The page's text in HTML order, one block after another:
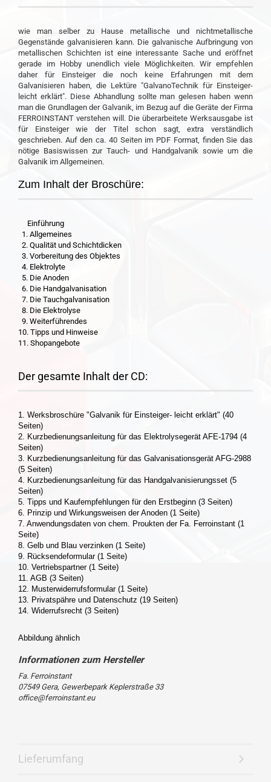
wie man selber zu Hause metallische und nichtmetallische
Gegenstände galvanisieren kann. Die galvanische Aufbringung von
metallischen Schichten ist eine interessante Sache und eröffnet
gerade im Hobby unendlich viele Möglichkeiten. Wir empfehlen
daher für Einsteiger die noch keine Erfahrungen mit dem
Galvanisieren haben, die Lektüre "GalvanoTechnik für Einsteiger-
leicht erklärt". Diese Abhandlung sollte man gelesen haben wenn
man die Grundlagen der Galvanik, im Bezug auf die Geräte der Firma
FERROINSTANT verstehen will. Die überarbeitete Werksausgabe ist
für Einsteiger wie der Titel schon sagt, extra verständlich
geschrieben. Auf den ca. 40 Seiten im PDF Format, finden Sie das
nötige Basiswissen zur Tauch- und Handgalvanik sowie um die
Galvanik im Allgemeinen.
Zum Inhalt der Broschüre:
Einführung
1. Allgemeines
2. Qualität und Schichtdicken
3. Vorbereitung des Objektes
4. Elektrolyte
5. Die Anoden
6. Die Handgalvanisation
7. Die Tauchgalvanisation
8. Die Elektrolyse
9. Weiterführendes
10. Tipps und Hinweise
11. Shopangebote
Der gesamte Inhalt der CD:
1. Werksbroschüre "Galvanik für Einsteiger- leicht erklärt" (40
Seiten)
2. Kurzbedienungsanleitung für das Elektrolysegerät AFE-1794 (4
Seiten)
3. Kurzbedienungsanleitung für das Galvanisationsgerät AFG-2988
(5 Seiten)
4. Kurzbedienungsanleitung für das Handgalvanisierungsset (5
Seiten)
5. Tipps und Kaufempfehlungen für den Erstbeginn (3 Seiten)
6. Prinzip und Wirkungsweisen der Anoden (1 Seite)
7. Anwendungsdaten von chem. Proukten der Fa. Ferroinstant (1
Seite)
8. Gelb und Blau verzinken (1 Seite)
9. Rücksendeformular (1 Seite)
10. Vertriebspartner (1 Seite)
11. AGB (3 Seiten)
12. Musterwiderrufsformular (1 Seite)
13. Privatspähre und Datenschutz (19 Seiten)
14. Widerrufsrecht (3 Seiten)
Abbildung ähnlich
Fa. Ferroinstant
07549 Gera, Gewerbepark Keplerstraße 33
office@ferroinstant.eu
Lieferumfang